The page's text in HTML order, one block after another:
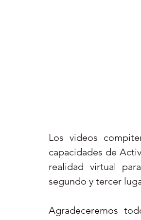
Los videos
capacidades de
realidad virtual
segundo y tercer
Agradeceremos